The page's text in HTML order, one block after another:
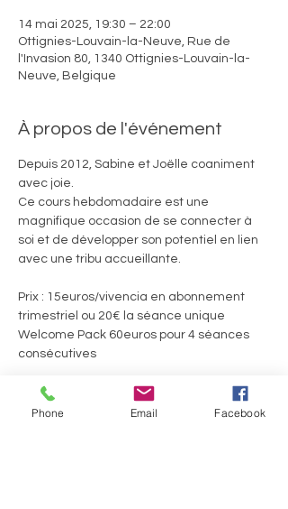
14 mai 2025, 19:30 – 22:00
Ottignies-Louvain-la-Neuve, Rue de
l'Invasion 80, 1340 Ottignies-Louvain-la-
Neuve, Belgique
À propos de l'événement
Depuis 2012, Sabine et Joëlle coaniment
avec joie.
Ce cours hebdomadaire est une
magnifique occasion de se connecter à
soi et de développer son potentiel en lien
avec une tribu accueillante.
Prix : 15euros/vivencia en abonnement
trimestriel ou 20€ la séance unique
Welcome Pack 60euros pour 4 séances
consécutives
Ils.Elles témoignent :
Afficher plus
Phone Email Facebook